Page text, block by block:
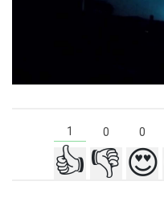
1 0 0
👍 👎 😍